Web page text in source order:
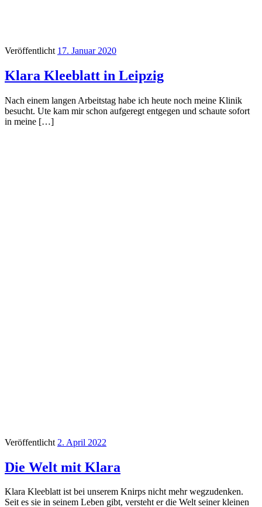
Veröffentlicht 17. Januar 2020
Klara Kleeblatt in Leipzig
Nach einem langen Arbeitstag habe ich heute noch meine Klinik
besucht. Ute kam mir schon aufgeregt entgegen und schaute sofort
in meine […]
Veröffentlicht 2. April 2022
Die Welt mit Klara
Klara Kleeblatt ist bei unserem Knirps nicht mehr wegzudenken.
Seit es sie in seinem Leben gibt, versteht er die Welt seiner kleinen